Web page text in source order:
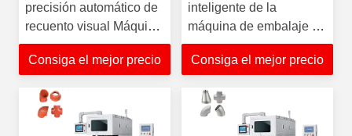
precisión automático de
recuento visual Máquina
de embalaje para piezas
de ajuste de tubería de
Consiga el mejor precio
inteligente de la
máquina de embalaje de
accesorios para
muebles
Consiga el mejor precio